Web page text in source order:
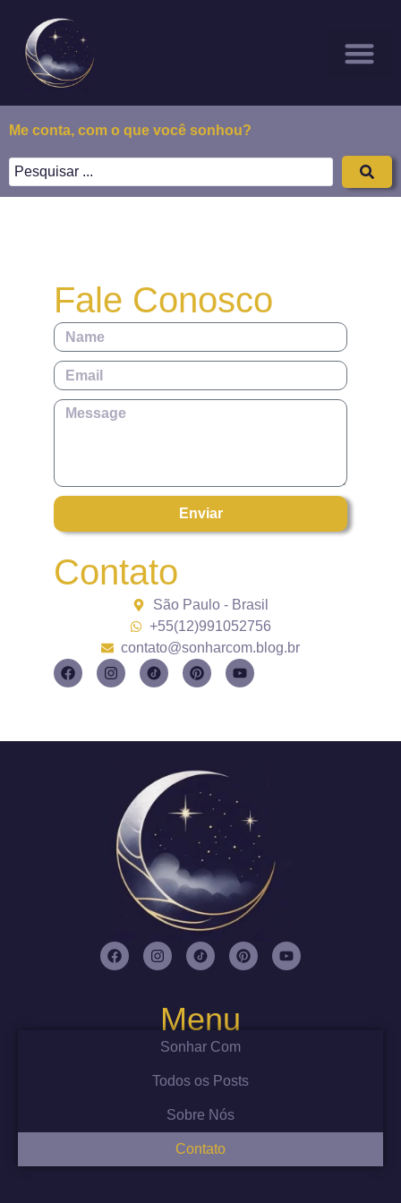
Me conta, com o que você sonhou?
Fale Conosco
Enviar
Contato
São Paulo - Brasil
+55(12)991052756
contato@sonharcom.blog.br
Menu
Sonhar Com
Todos os Posts
Sobre Nós
Contato